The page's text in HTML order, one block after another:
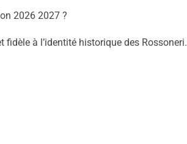
2026 2027 ?
à l’identité historique des Rossoneri.